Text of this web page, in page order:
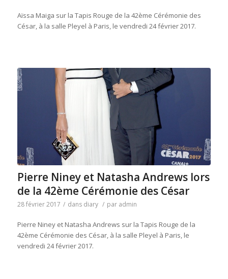
Aïssa Maiga sur la Tapis Rouge de la 42ème Cérémonie des
César, à la salle Pleyel à Paris, le vendredi 24 février 2017.
Pierre Niney et Natasha Andrews lors
de la 42ème Cérémonie des César
28 février 2017 / dans diary / par admin
Pierre Niney et Natasha Andrews sur la Tapis Rouge de la
42ème Cérémonie des César, à la salle Pleyel à Paris, le
vendredi 24 février 2017.